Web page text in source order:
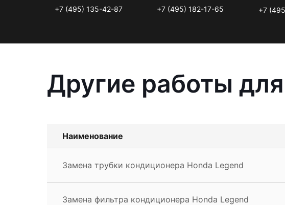
+7 (495) 135-42-87
+7 (495) 182-17-65
+7
Другие работы
Наименование
Замена трубки кондиционера Honda Legend
Замена фильтра кондиционера Honda Legend